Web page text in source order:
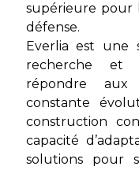
supérieure pour
défense.
Everlia est une
recherche et
répondre aux
constante
construction
capacité
solutions pour